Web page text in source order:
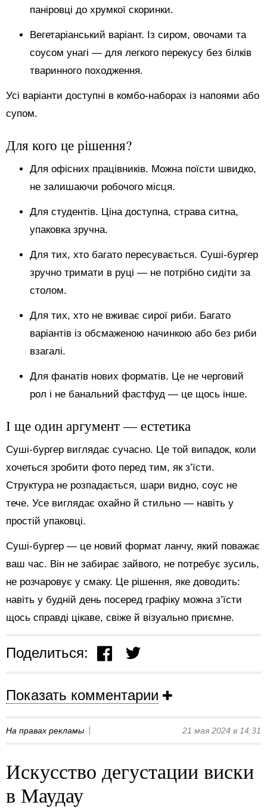
паніровці до хрумкої скоринки.
Вегетаріанський варіант. Із сиром, овочами та
соусом унагі — для легкого перекусу без білків
тваринного походження.
Усі варіанти доступні в комбо-наборах із напоями або
супом.
Для кого це рішення?
Для офісних працівників. Можна поїсти швидко,
не залишаючи робочого місця.
Для студентів. Ціна доступна, страва ситна,
упаковка зручна.
Для тих, хто багато пересувається. Суші-бургер
зручно тримати в руці — не потрібно сидіти за
столом.
Для тих, хто не вживає сирої риби. Багато
варіантів із обсмаженою начинкою або без риби
взагалі.
Для фанатів нових форматів. Це не черговий
рол і не банальний фастфуд — це щось інше.
І ще один аргумент — естетика
Суші-бургер виглядає сучасно. Це той випадок, коли
хочеться зробити фото перед тим, як з’їсти.
Структура не розпадається, шари видно, соус не
тече. Усе виглядає охайно й стильно — навіть у
простій упаковці.
Суші-бургер — це новий формат ланчу, який поважає
ваш час. Він не забирає зайвого, не потребує зусиль,
не розчаровує у смаку. Це рішення, яке доводить:
навіть у будній день посеред графіку можна з’їсти
щось справді цікаве, свіже й візуально приємне.
Поделиться:
Показать комментарии
На правах рекламы 21 мая 2024 в 14:31
Искусство дегустации виски
в Маудау